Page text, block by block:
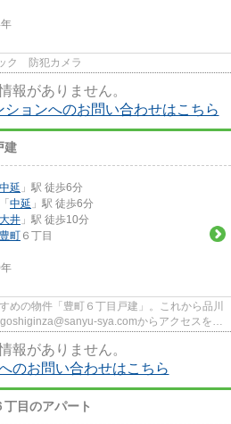
ク 防犯カメラ
報がありません。
ョンへのお問い合わせはこちら
建
中延 」駅 徒歩6分
「 中延 」駅 徒歩6分
井 」駅 徒歩10分
豊町 ６丁目
めの物件「豊町６丁目戸建」。これから品川
sya.comからアクセスを。
報がありません。
のお問い合わせはこちら
目のアパート